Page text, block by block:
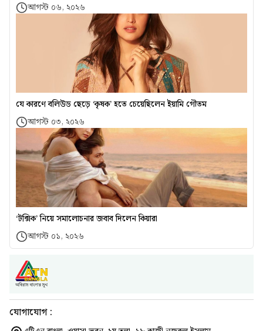
আগস্ট ০৬, ২০২৬
যে কারণে বলিউড ছেড়ে ‘কৃষক’ হতে চেয়েছিলেন ইয়ামি গৌতম
আগস্ট ০৩, ২০২৬
‘টক্সিক’ নিয়ে সমালোচনার জবাব দিলেন কিয়ারা
আগস্ট ০১, ২০২৬
যোগাযোগ :